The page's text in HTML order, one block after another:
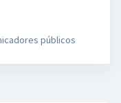
públicos